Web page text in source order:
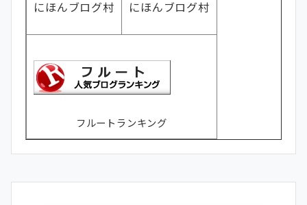
にほんブログ村 にほんブログ村
フルートランキング